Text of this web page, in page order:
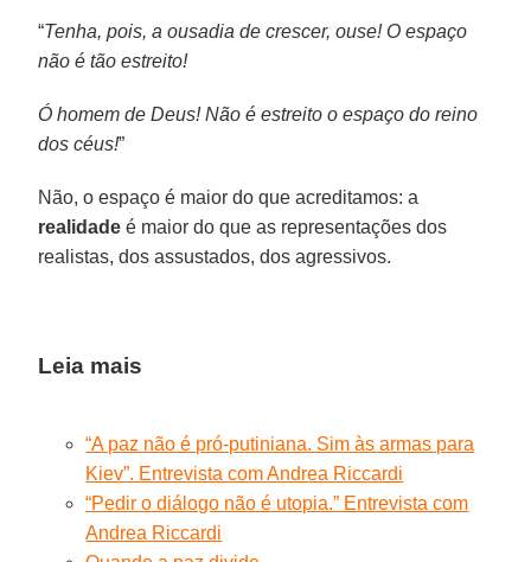
“Tenha, pois, a ousadia de crescer, ouse! O espaço
não é tão estreito!
Ó homem de Deus! Não é estreito o espaço do reino
dos céus!”
Não, o espaço é maior do que acreditamos: a
realidade é maior do que as representações dos
realistas, dos assustados, dos agressivos.
Leia mais
“A paz não é pró-putiniana. Sim às armas para
Kiev”. Entrevista com Andrea Riccardi
“Pedir o diálogo não é utopia.” Entrevista com
Andrea Riccardi